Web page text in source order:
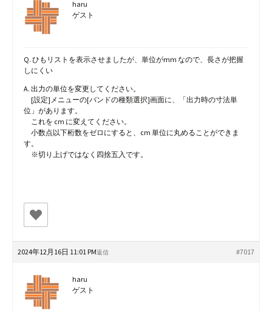
haru
ゲスト
Q. ひもリストを表示させましたが、単位がmm なので、長さが把握
しにくい
A. 出力の単位を変更してください。
[設定]メニューの[バンドの種類選択]画面に、「出力時の寸法単
位」があります。
これを cm に変えてください。
小数点以下桁数をゼロにすると、cm 単位に丸めることができま
す。
※切り上げではなく四捨五入です。
2024年12月16日 11:01 PM #7017
返信
haru
ゲスト